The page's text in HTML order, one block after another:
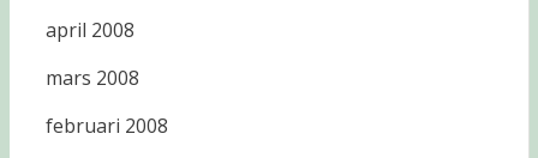
april 2008
mars 2008
februari 2008